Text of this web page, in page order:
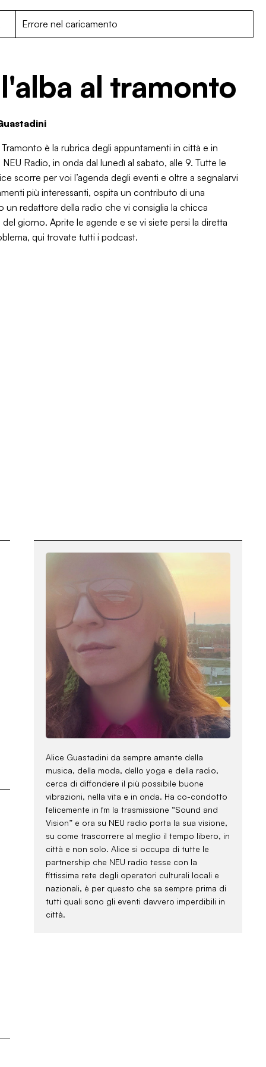
Errore nel caricamento
al tramonto
Tramonto è la rubrica degli appuntamenti in città e in
Radio, in onda dal lunedì al sabato, alle 9. Tutte le
scorre per voi l’agenda degli eventi e oltre a segnalarvi
più interessanti, ospita un contributo di una
un redattore della radio che vi consiglia la chicca
del giorno. Aprite le agende e se vi siete persi la diretta
qui trovate tutti i podcast.
Alice Guastadini da sempre amante della
musica, della moda, dello yoga e della radio,
cerca di diffondere il più possibile buone
vibrazioni, nella vita e in onda. Ha co-condotto
felicemente in fm la trasmissione “Sound and
Vision” e ora su NEU radio porta la sua visione,
su come trascorrere al meglio il tempo libero, in
città e non solo. Alice si occupa di tutte le
partnership che NEU radio tesse con la
fittissima rete degli operatori culturali locali e
nazionali, è per questo che sa sempre prima di
tutti quali sono gli eventi davvero imperdibili in
città.